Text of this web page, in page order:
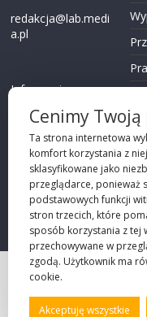
redakcja@lab.medi
a.pl
Informacje o
Przechodząc dalej,
akceptujeszpolity
kę prywatności
Cenimy
Ta strona internetowa
komfort korzystania z
sklasyfikowane jako
przeglądarce, ponieważ
podstawowych funkcji
stron trzecich, które
sposób korzystania z tej
przechowywane w
zgodą. Użytkownik ma
cookie.
Akceptuję wszystkie